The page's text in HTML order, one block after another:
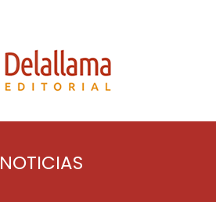
NOTICIAS